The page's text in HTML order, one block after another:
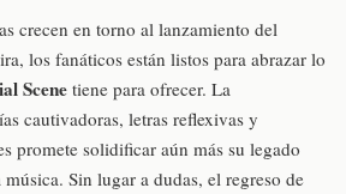
crecen en torno al lanzamiento del
los fanáticos están listos para abrazar lo
Scene tiene para ofrecer. La
cautivadoras, letras reflexivas y
promete solidificar aún más su legado
Sin lugar a dudas, el regreso de